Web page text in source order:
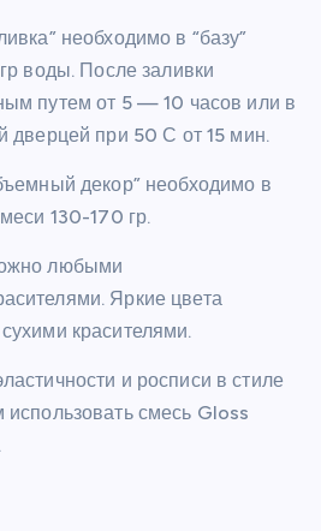
необходимо в “базу”
воды. После заливки
путем от 5 — 10 часов или в
дверцей при 50 С от 15 мин.
декор” необходимо в
130-170 гр.
любыми
Яркие цвета
красителями.
и росписи в стиле
использовать смесь Gloss